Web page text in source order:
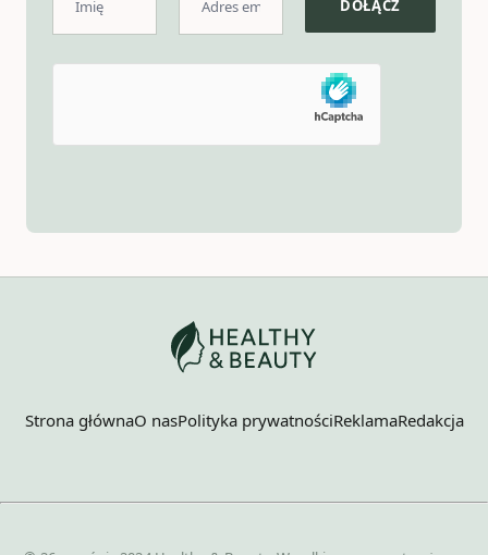
Strona głównaO nasPolityka prywatnościReklamaRedakcja